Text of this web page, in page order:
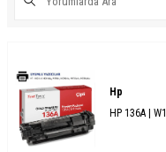
Hp
HP 136A |